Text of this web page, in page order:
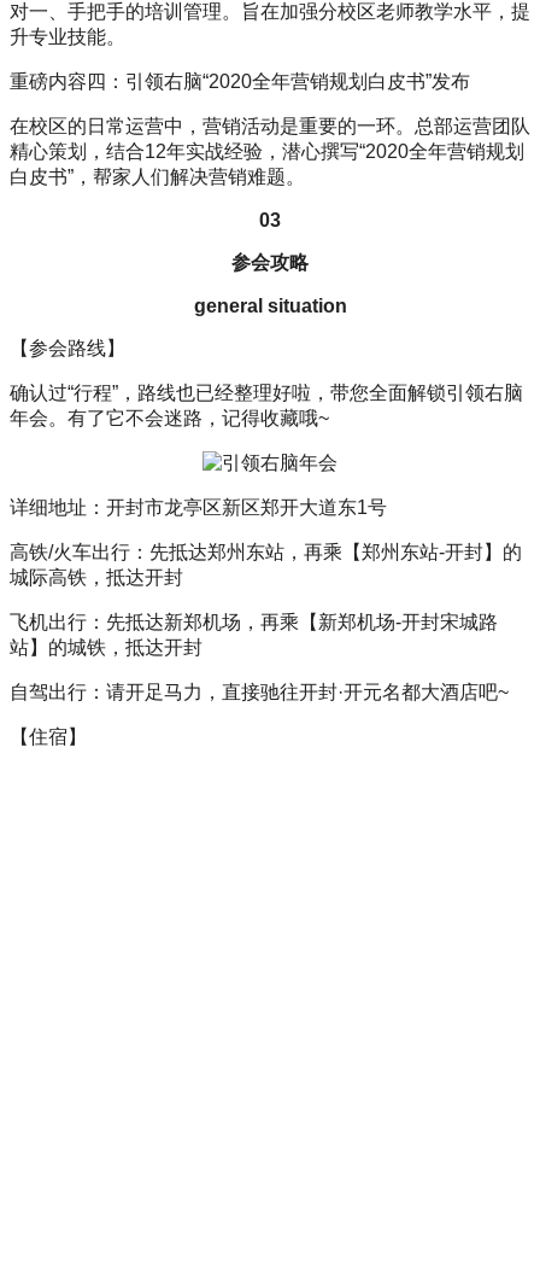
对一、手把手的培训管理。旨在加强分校区老师教学水平，提
升专业技能。
重磅内容四：引领右脑“2020全年营销规划白皮书”发布
在校区的日常运营中，营销活动是重要的一环。总部运营团队
精心策划，结合12年实战经验，潜心撰写“2020全年营销规划
白皮书”，帮家人们解决营销难题。
03
参会攻略
general situation
【参会路线】
确认过“行程”，路线也已经整理好啦，带您全面解锁引领右脑
年会。有了它不会迷路，记得收藏哦~
详细地址：开封市龙亭区新区郑开大道东1号
高铁/火车出行：先抵达郑州东站，再乘【郑州东站-开封】的
城际高铁，抵达开封
飞机出行：先抵达新郑机场，再乘【新郑机场-开封宋城路
站】的城铁，抵达开封
自驾出行：请开足马力，直接驰往开封·开元名都大酒店吧~
【住宿】